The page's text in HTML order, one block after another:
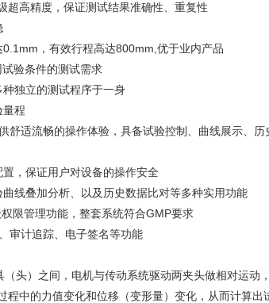
超高精度，保证测试结果准确性、重复性
，有效行程高达800mm,优于业内产品
验条件的测试需求
独立的测试程序于一身
量程
舒适流畅的操作体验，具备试验控制、曲线展示、
，保证用户对设备的操作安全
线叠加分析、以及历史数据比对等多种实用功能
限管理功能，整套系统符合GMP要求
审计追踪、电子签名等功能
头）之间，电机与传动系统驱动两夹头做相对运动
程中的力值变化和位移（变形量）变化，从而计算出